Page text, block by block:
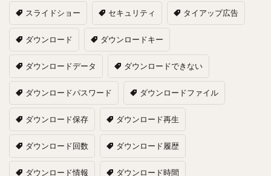
スライドショー セキュリティ タイアップ広告
ダウンロード ダウンロードキー
ダウンロードデータ ダウンロードできない
ダウンロードパスワード ダウンロードファイル
ダウンロード保存 ダウンロード再生
ダウンロード回数 ダウンロード履歴
ダウンロード情報 ダウンロード時間